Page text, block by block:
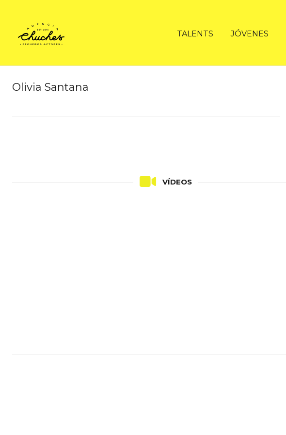
TALENTS JÓVENES
Olivia Santana
VÍDEOS